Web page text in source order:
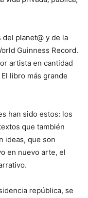
del planet@ y de la
Guinness Record.
artista en cantidad
libro más grande
han sido estos: los
que también
ideas, que son
en nuevo arte, el
república, se